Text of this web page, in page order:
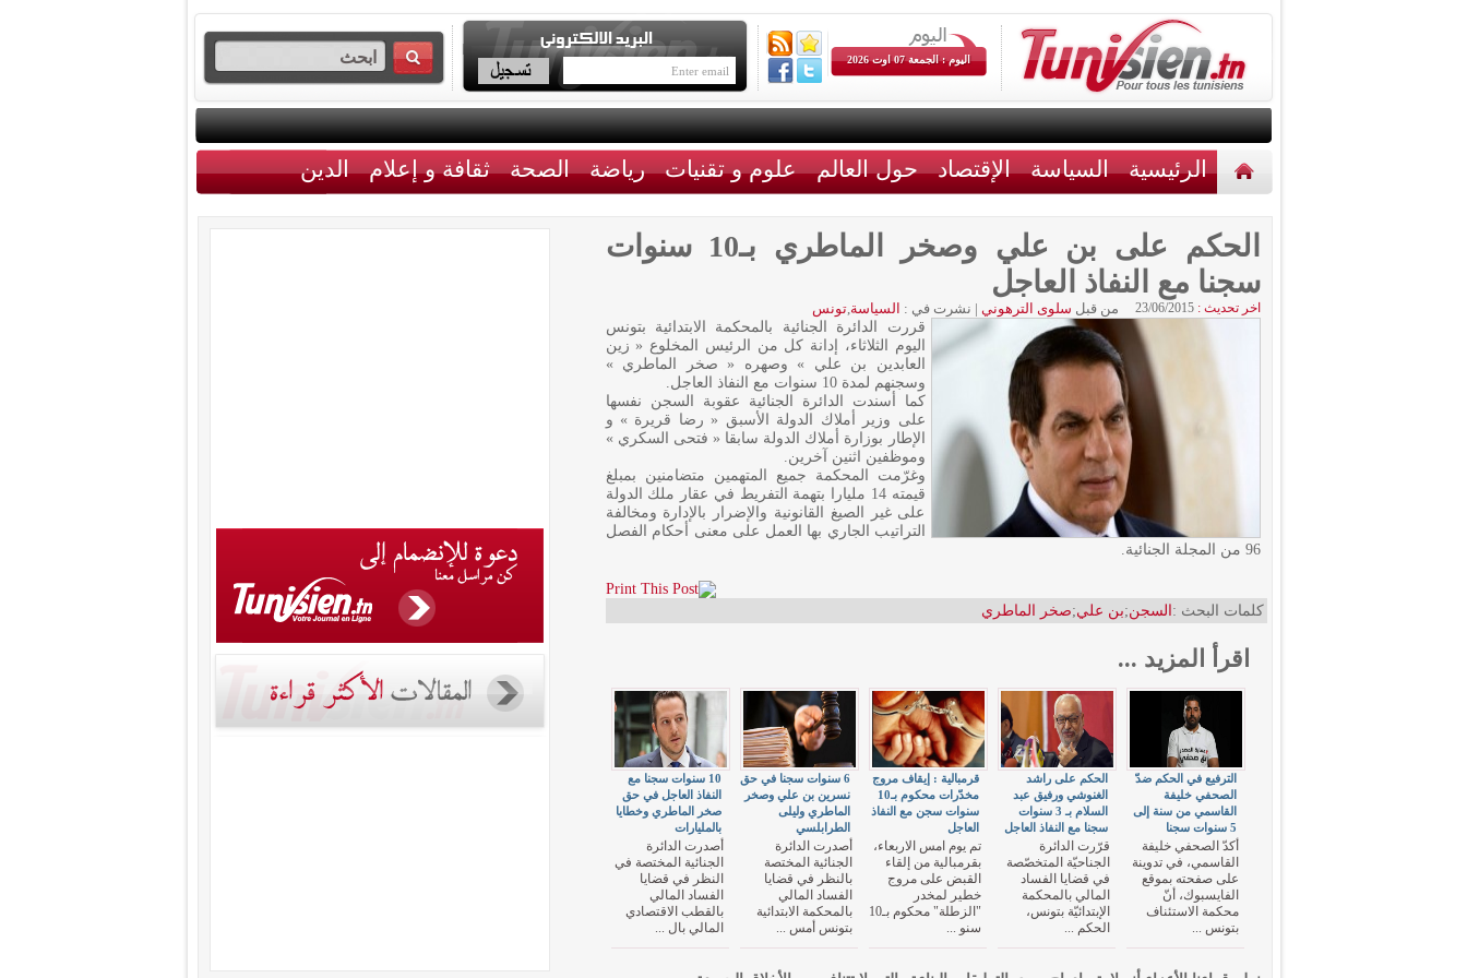
اليوم : الجمعة 07 اوت 2026
الرئيسية السياسة الإقتصاد حول العالم علوم و تقنيات رياضة الصحة ثقافة و إعلام الدين
الحكم على بن علي وصخر الماطري بـ10 سنوات
سجنا مع النفاذ العاجل
اخر تحديث : 23/06/2015 من قبل سلوى الترهوني | نشرت في : السياسة,تونس
قررت الدائرة الجنائية بالمحكمة الابتدائية بتونس
اليوم الثلاثاء، إدانة كل من الرئيس المخلوع « زين
العابدين بن علي » وصهره « صخر الماطري »
وسجنهم لمدة 10 سنوات مع النفاذ العاجل.
كما أسندت الدائرة الجنائية عقوبة السجن نفسها
على وزير أملاك الدولة الأسبق « رضا قريرة » و
الإطار بوزارة أملاك الدولة سابقا « فتحى السكري »
وموظفين اثنين آخرين.
وغرّمت المحكمة جميع المتهمين متضامنين بمبلغ
قيمته 14 مليارا بتهمة التفريط في عقار ملك الدولة
على غير الصيغ القانونية والإضرار بالإدارة ومخالفة
التراتيب الجاري بها العمل على معنى أحكام الفصل
96 من المجلة الجنائية.
كلمات البحث : السجن;بن علي;صخر الماطري
اقرأ المزيد ...
10 سنوات سجنا مع
النفاذ العاجل في حق
صخر الماطري وخطايا
بالمليارات
أصدرت الدائرة
الجنائية المختصة في
النظر في قضايا
الفساد المالي
بالقطب الاقتصادي
المالي بال ...
6 سنوات سجنا في حق
نسرين بن علي وصخر
الماطري وليلى
الطرابلسي
أصدرت الدائرة
الجنائية المختصة
بالنظر في قضايا
الفساد المالي
بالمحكمة الابتدائية
بتونس أمس ...
قرمبالية : إيقاف مروج
مخدّرات محكوم بـ10
سنوات سجن مع النفاذ
العاجل
تم يوم امس الاربعاء،
بقرمبالية من إلقاء
القبض على مروج
خطير لمخدر
"الزطلة" محكوم بـ10
سنو ...
الحكم على راشد
الغنوشي ورفيق عبد
السلام بـ 3 سنوات
سجنا مع النفاذ العاجل
قرّرت الدائرة
الجناحيّة المتخصّصة
في قضايا الفساد
المالي بالمحكمة
الإبتدائيّة بتونس،
الحكم ...
الترفيع في الحكم ضدّ
الصحفي خليفة
القاسمي من سنة إلى
5 سنوات سجنا
أكدّ الصحفي خليفة
القاسمي، في تدوينة
على صفحته بموقع
الفايسبوك، أنّ
محكمة الاستئناف
بتونس ...